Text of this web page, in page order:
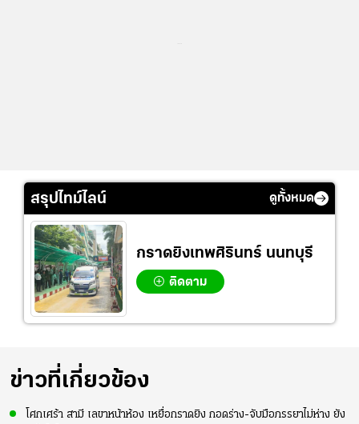
สรุปไทม์ไลน์ ดูทั้งหมด
กราดยิงเทพศิรินทร์ นนทบุรี
ติดตาม
ข่าวที่เกี่ยวข้อง
โศกเศร้า สามี เลขาหน้าห้อง เหยื่อกราดยิง กอดร่าง-จับมือภรรยาไม่ห่าง ยัง